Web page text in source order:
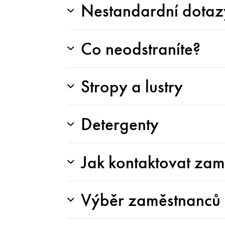
Nestandardní
Co neodstraníte?
Stropy a lustry
Detergenty
Jak kontaktovat
Výběr zaměstnanců